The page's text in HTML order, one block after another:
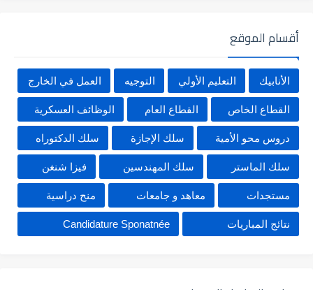
أقسام الموقع
الأنابيك التعليم الأولي التوجيه العمل في الخارج
القطاع الخاص القطاع العام الوظائف العسكرية
دروس محو الأمية سلك الإجازة سلك الدكتوراه
سلك الماستر سلك المهندسين فيزا شنغن
مستجدات معاهد و جامعات منح دراسية
نتائج المباريات Candidature Sponatnée